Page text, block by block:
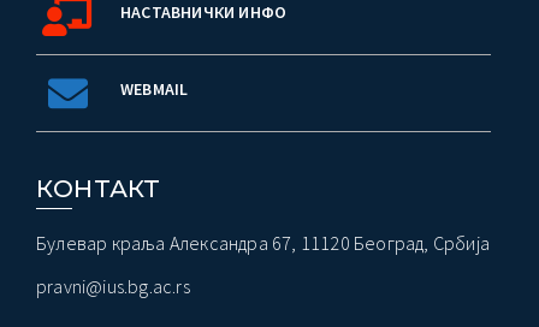
НАСТАВНИЧКИ ИНФО
WEBMAIL
КОНТАКТ
Булевар краља Александра 67, 11120 Београд, Србија
pravni@ius.bg.ac.rs